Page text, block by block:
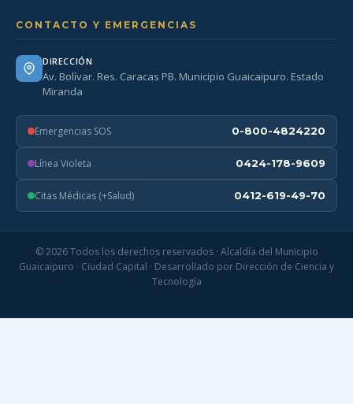
CONTACTO Y EMERGENCIAS
DIRECCIÓN
Av. Bolívar. Res. Caracas PB. Municipio Guaicaipuro. Estado
Miranda
Emergencias SOS 0-800-4824220
Línea Violeta 0424-178-9609
Citas Médicas (+Salud) 0412-619-49-70
© 2026 Todos los derechos reservados · Alcaldía del Municipio
Guaicaipuro · Ciudad Capital · Desarrollado por Dirección de Ciencia y
Tecnología